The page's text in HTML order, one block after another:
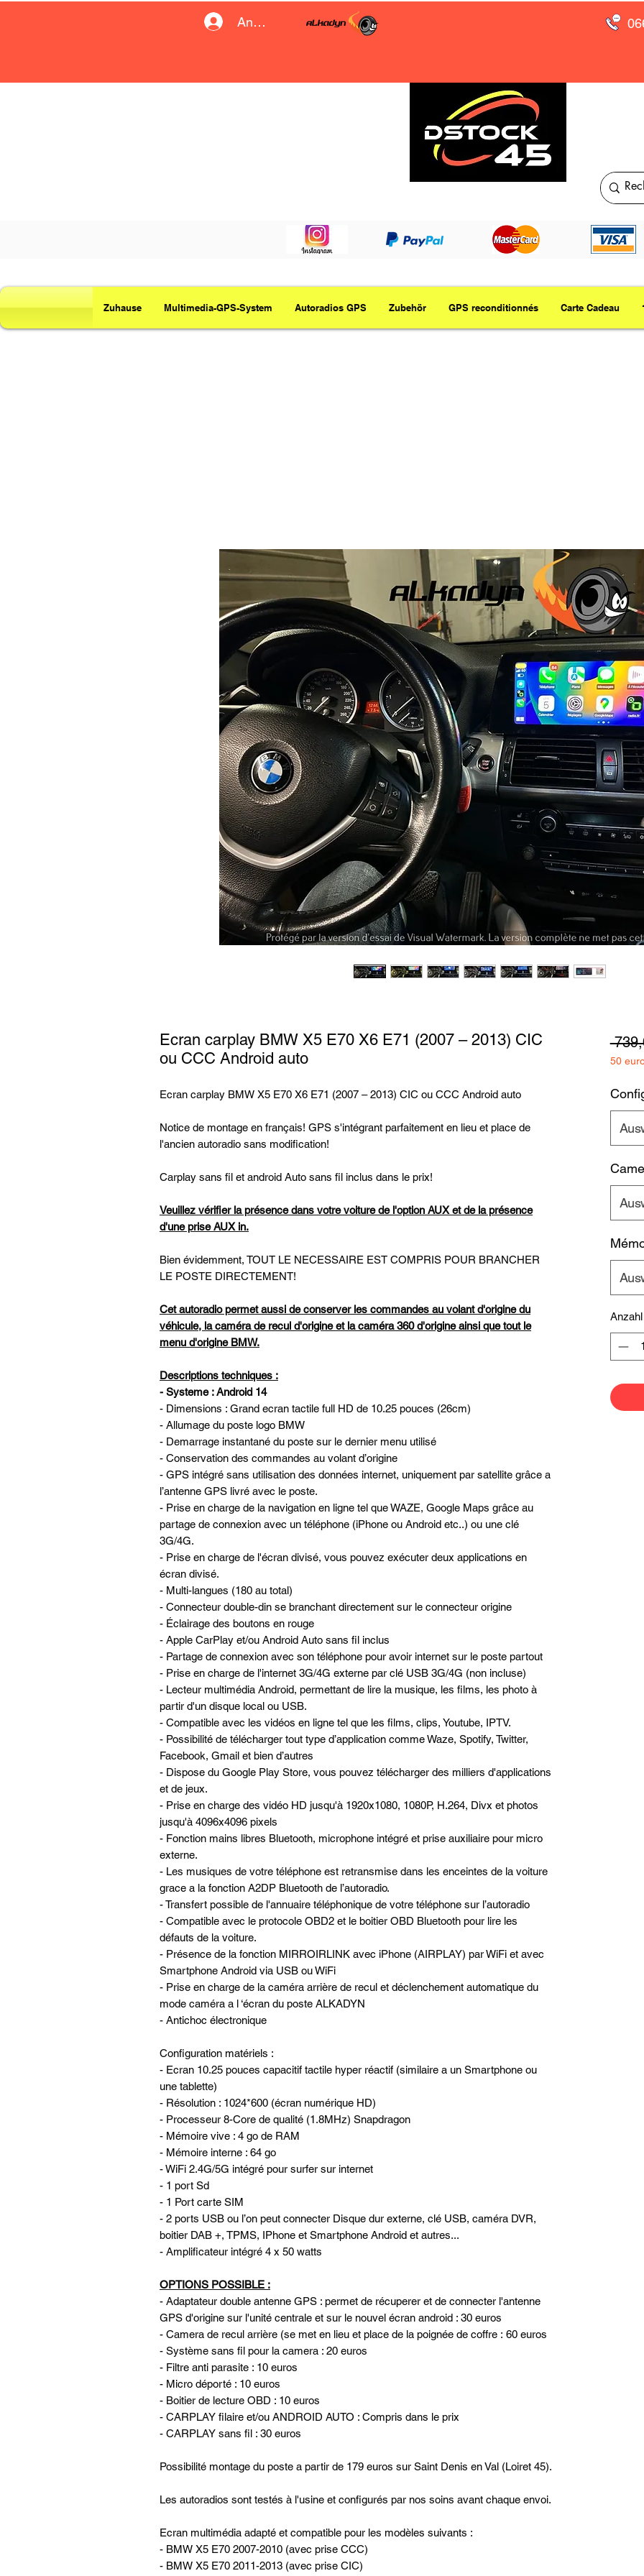
Anmelden
Zuhause Multimedia-GPS-System Autoradios GPS Zubehör GPS reconditionnés Carte Cadeau
Ecran carplay BMW X5 E70 X6 E71 (2007 – 2013) CIC
ou CCC Android auto
Ecran carplay BMW X5 E70 X6 E71 (2007 – 2013) CIC ou CCC Android auto
Notice de montage en français! GPS s'intégrant parfaitement en lieu et place de
l'ancien autoradio sans modification!
Carplay sans fil et android Auto sans fil inclus dans le prix!
Veuillez vérifier la présence dans votre voiture de l'option AUX et de la présence
d'une prise AUX in.
Bien évidemment, TOUT LE NECESSAIRE EST COMPRIS POUR BRANCHER
LE POSTE DIRECTEMENT!
Cet autoradio permet aussi de conserver les commandes au volant d'origine du
véhicule, la caméra de recul d'origine et la caméra 360 d'origine ainsi que tout le
menu d'origine BMW.
Descriptions techniques :
- Systeme : Android 14
- Dimensions : Grand ecran tactile full HD de 10.25 pouces (26cm)
- Allumage du poste logo BMW
- Demarrage instantané du poste sur le dernier menu utilisé
- Conservation des commandes au volant d’origine
- GPS intégré sans utilisation des données internet, uniquement par satellite grâce a
l’antenne GPS livré avec le poste.
- Prise en charge de la navigation en ligne tel que WAZE, Google Maps grâce au
partage de connexion avec un téléphone (iPhone ou Android etc..) ou une clé
3G/4G.
- Prise en charge de l'écran divisé, vous pouvez exécuter deux applications en
écran divisé.
- Multi-langues (180 au total)
- Connecteur double-din se branchant directement sur le connecteur origine
- Éclairage des boutons en rouge
- Apple CarPlay et/ou Android Auto sans fil inclus
- Partage de connexion avec son téléphone pour avoir internet sur le poste partout
- Prise en charge de l'internet 3G/4G externe par clé USB 3G/4G (non incluse)
- Lecteur multimédia Android, permettant de lire la musique, les films, les photo à
partir d'un disque local ou USB.
- Compatible avec les vidéos en ligne tel que les films, clips, Youtube, IPTV.
- Possibilité de télécharger tout type d’application comme Waze, Spotify, Twitter,
Facebook, Gmail et bien d’autres
- Dispose du Google Play Store, vous pouvez télécharger des milliers d'applications
et de jeux.
- Prise en charge des vidéo HD jusqu'à 1920x1080, 1080P, H.264, Divx et photos
jusqu'à 4096x4096 pixels
- Fonction mains libres Bluetooth, microphone intégré et prise auxiliaire pour micro
externe.
- Les musiques de votre téléphone est retransmise dans les enceintes de la voiture
grace a la fonction A2DP Bluetooth de l’autoradio.
- Transfert possible de l'annuaire téléphonique de votre téléphone sur l’autoradio
- Compatible avec le protocole OBD2 et le boitier OBD Bluetooth pour lire les
défauts de la voiture.
- Présence de la fonction MIRROIRLINK avec iPhone (AIRPLAY) par WiFi et avec
Smartphone Android via USB ou WiFi
- Prise en charge de la caméra arrière de recul et déclenchement automatique du
mode caméra a l ‘écran du poste ALKADYN
- Antichoc électronique
Configuration matériels :
- Ecran 10.25 pouces capacitif tactile hyper réactif (similaire a un Smartphone ou
une tablette)
- Résolution : 1024*600 (écran numérique HD)
- Processeur 8-Core de qualité (1.8MHz) Snapdragon
- Mémoire vive : 4 go de RAM
- Mémoire interne : 64 go
- WiFi 2.4G/5G intégré pour surfer sur internet
- 1 port Sd
- 1 Port carte SIM
- 2 ports USB ou l’on peut connecter Disque dur externe, clé USB, caméra DVR,
boitier DAB +, TPMS, IPhone et Smartphone Android et autres...
- Amplificateur intégré 4 x 50 watts
OPTIONS POSSIBLE :
- Adaptateur double antenne GPS : permet de récuperer et de connecter l'antenne
GPS d'origine sur l'unité centrale et sur le nouvel écran android : 30 euros
- Camera de recul arrière (se met en lieu et place de la poignée de coffre : 60 euros
- Système sans fil pour la camera : 20 euros
- Filtre anti parasite : 10 euros
- Micro déporté : 10 euros
- Boitier de lecture OBD : 10 euros
- CARPLAY filaire et/ou ANDROID AUTO : Compris dans le prix
- CARPLAY sans fil : 30 euros
Possibilité montage du poste a partir de 179 euros sur Saint Denis en Val (Loiret 45).
Les autoradios sont testés à l'usine et configurés par nos soins avant chaque envoi.
Ecran multimédia adapté et compatible pour les modèles suivants :
- BMW X5 E70 2007-2010 (avec prise CCC)
- BMW X5 E70 2011-2013 (avec prise CIC)
50
Anzahl